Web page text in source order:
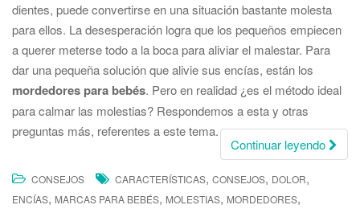
dientes, puede convertirse en una situación bastante molesta
para ellos. La desesperación logra que los pequeños empiecen
a querer meterse todo a la boca para aliviar el malestar. Para
dar una pequeña solución que alivie sus encías, están los
mordedores para bebés. Pero en realidad ¿es el método ideal
para calmar las molestias? Respondemos a esta y otras
preguntas más, referentes a este tema.
Continuar leyendo
CONSEJOS CARACTERÍSTICAS, CONSEJOS, DOLOR,
ENCÍAS, MARCAS PARA BEBÉS, MOLESTIAS, MORDEDORES,